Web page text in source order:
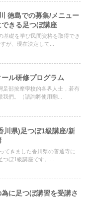
徳島での募集/メニュー
きる足つぼ講座
基礎を学び民間資格を取得でき
が、現在決定して...
ル研修プログラム
足部按摩學校的各界人士，若有
們。（諮詢將使用翻...
川県)足つぼ1級講座/新
てきました香川県の善通寺に
ぼ1級講座です。...
に足つぼ講習を受講さ